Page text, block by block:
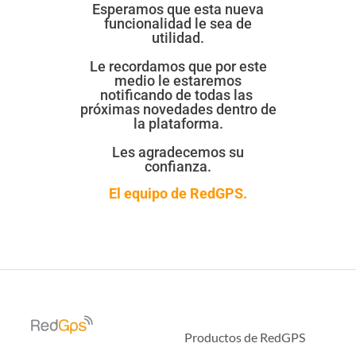
Esperamos que esta nueva
funcionalidad le sea de
utilidad.
Le recordamos que por este
medio le estaremos
notificando de todas las
próximas novedades dentro de
la plataforma.
Les agradecemos su
confianza.
El equipo de RedGPS.
Productos de RedGPS